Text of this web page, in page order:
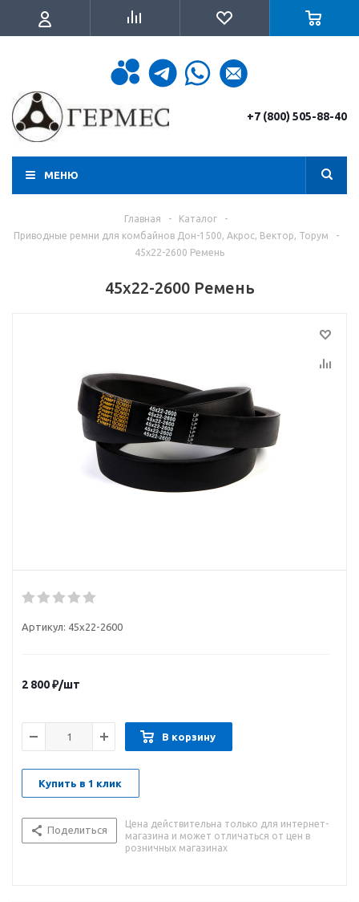
+7 (800) 505-88-40
МЕНЮ
Главная - Каталог
-
Приводные ремни для комбайнов Дон-1500, Акрос, Вектор, Торум
-
45х22-2600 Ремень
45х22-2600 Ремень
Артикул: 45х22-2600
2 800₽/шт
В корзину
Купить в 1 клик
Поделиться
Цена действительна только для интернет-
магазина и может отличаться от цен в
розничных магазинах